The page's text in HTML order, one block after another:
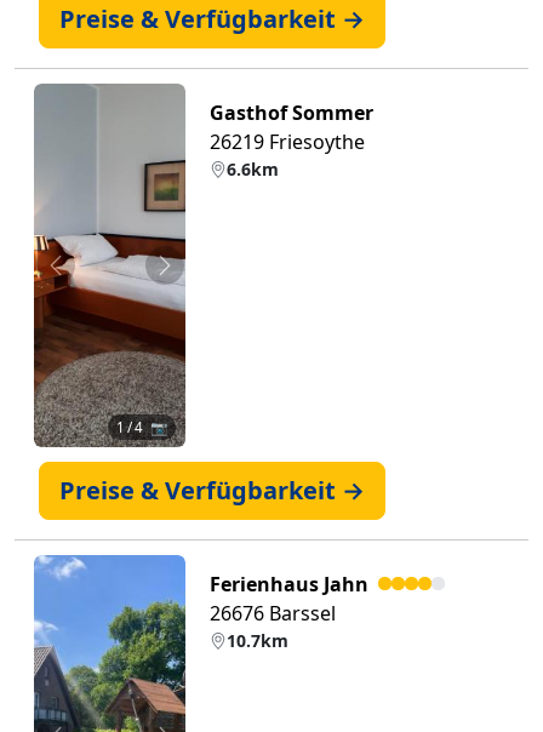
Preise & Verfügbarkeit →
Zurück Weiter
1/ 4 📷
Gasthof Sommer
26219 Friesoythe
6.6km
Preise & Verfügbarkeit →
Ferienhaus Jahn
26676 Barssel
10.7km